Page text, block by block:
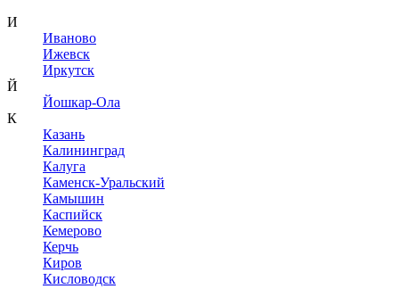
И
Иваново
Ижевск
Иркутск
Й
Йошкар-Ола
К
Казань
Калининград
Калуга
Каменск-Уральский
Камышин
Каспийск
Кемерово
Керчь
Киров
Кисловодск